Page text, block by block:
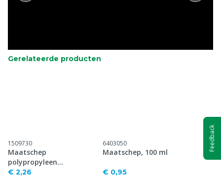
Gerelateerde producten
1509730
Maatschep
polypropyleen
achtergreep, 100 ml
€ 2,26
6403050
Maatschep, 100 ml
€ 0,95
Feedback